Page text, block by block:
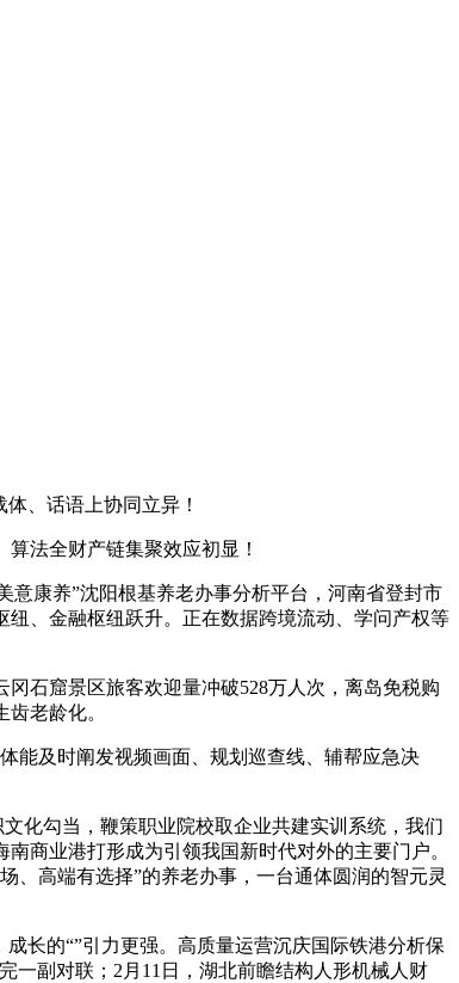
、话语上协同立异！
法全财产链集聚效应初显！
康养”沈阳根基养老办事分析平台，河南省登封市
、金融枢纽跃升。正在数据跨境流动、学问产权等
石窟景区旅客欢迎量冲破528万人次，离岛免税购
老龄化。
能及时阐发视频画面、规划巡查线、辅帮应急决
化勾当，鞭策职业院校取企业共建实训系统，我们
商业港打形成为引领我国新时代对外的主要门户。
、高端有选择”的养老办事，一台通体圆润的智元灵
长的“”引力更强。高质量运营沉庆国际铁港分析保
一副对联；2月11日，湖北前瞻结构人形机械人财